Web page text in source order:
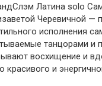
Латина solo
Черевичной —
исполнения
танцорами и
восхищение и
красивого и